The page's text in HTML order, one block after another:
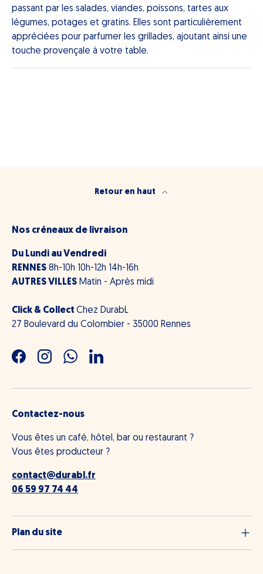
passant par les salades, viandes, poissons, tartes aux
légumes, potages et gratins. Elles sont particulièrement
appréciées pour parfumer les grillades, ajoutant ainsi une
touche provençale à votre table.
Retour en haut
Nos créneaux de livraison
Du Lundi au Vendredi
RENNES 8h-10h 10h-12h 14h-16h
AUTRES VILLES Matin - Après midi
Click & Collect Chez DurabL
27 Boulevard du Colombier - 35000 Rennes
FacebookInstagramWhatsAppLinkedIn
Contactez-nous
Vous êtes un café, hôtel, bar ou restaurant ?
Vous êtes producteur ?
contact@durabl.fr
06 59 97 74 44
Plan du site